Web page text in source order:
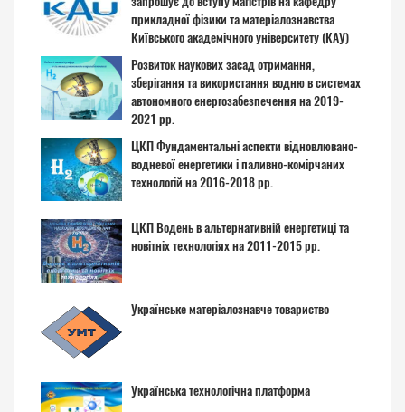
прикладної фізики та матеріалознавства
Київського академічного університету (КАУ)
Розвиток наукових засад отримання,
зберігання та використання водню в системах
автономного енергозабезпечення на 2019-
2021 рр.
ЦКП Фундаментальні аспекти відновлювано-
водневої енергетики і паливно-комірчаних
технологій на 2016-2018 рр.
ЦКП Водень в альтернативній енергетиці та
новітніх технологіях на 2011-2015 рр.
Українське матеріалознавче товариство
Українська технологічна платформа